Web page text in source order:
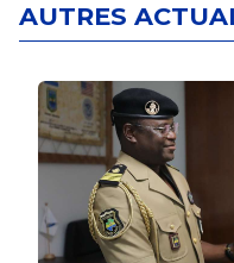
AUTRES